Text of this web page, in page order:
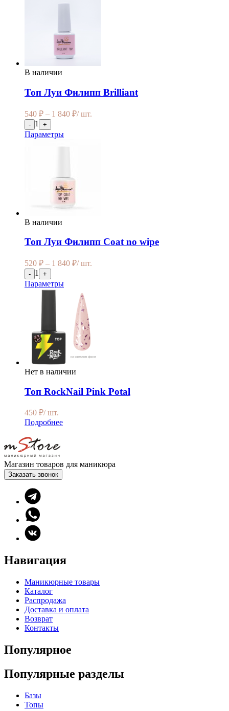
В наличии
Топ Луи Филипп Brilliant
540 ₽ – 1 840 ₽/ шт.
- 1 +
Параметры
В наличии
Топ Луи Филипп Coat no wipe
520 ₽ – 1 840 ₽/ шт.
- 1 +
Параметры
Нет в наличии
Топ RockNail Pink Potal
450 ₽/ шт.
Подробнее
Магазин товаров для маникюра
Заказать звонок
Навигация
Маникюрные товары
Каталог
Распродажа
Доставка и оплата
Возврат
Контакты
Популярное
Популярные разделы
Базы
Топы